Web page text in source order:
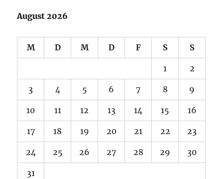
August 2026
M D M D F S S
1 2
3 4 5 6 7 8 9
10 11 12 13 14 15 16
17 18 19 20 21 22 23
24 25 26 27 28 29 30
31